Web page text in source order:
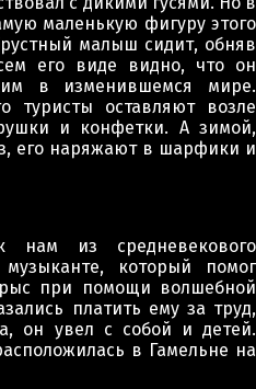
маленькую фигуру этого
малыш сидит, обняв
его виде видно, что он
в изменившемся мире.
туристы оставляют возле
и конфетки. А зимой,
его наряжают в шарфики и
из средневекового
который помог
при помощи волшебной
платить ему за труд,
он увел с собой и детей.
в Гамельне на